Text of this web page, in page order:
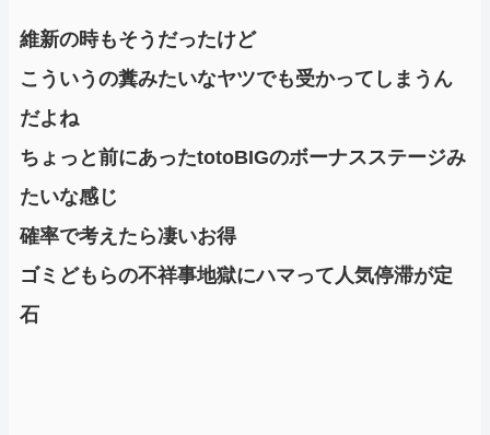
維新の時もそうだったけど
こういうの糞みたいなヤツでも受かってしまうん
だよね
ちょっと前にあったtotoBIGのボーナスステージみ
たいな感じ
確率で考えたら凄いお得
ゴミどもらの不祥事地獄にハマって人気停滞が定
石